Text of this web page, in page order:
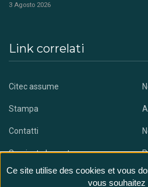
3 Agosto 2026
Link correlati
Citec assume
Stampa
Contatti
Scaricate la nostra app
Ce site utilise des cookies et vous
vous souhaitez